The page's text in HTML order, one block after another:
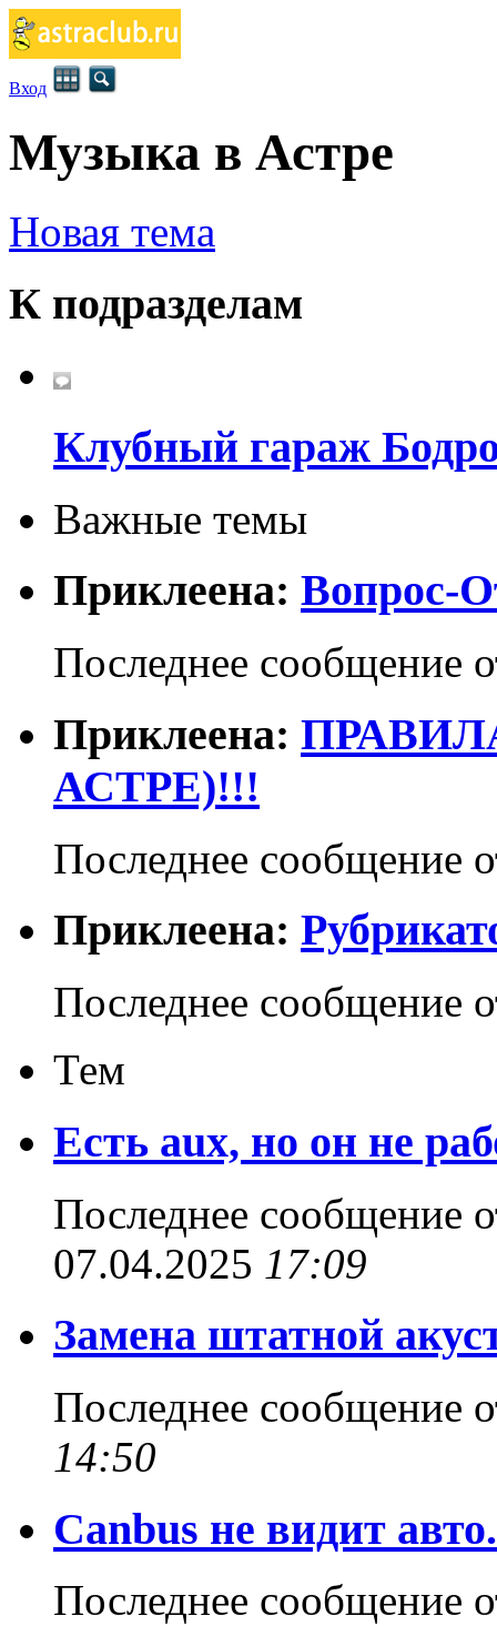
Вход
Музыка в Астре
Новая тема
К подразделам
Клубный гараж
Важные темы
Приклеена: Вопрос-
Последнее сообщение
Приклеена:
АСТРЕ)!!!
Последнее сообщение
Приклеена:
Последнее сообщение
Тем
Есть aux, но он не
Последнее сообщение
07.04.2025 17:09
Замена штатной
Последнее сообщение
14:50
Canbus не видит авто.
Последнее сообщение